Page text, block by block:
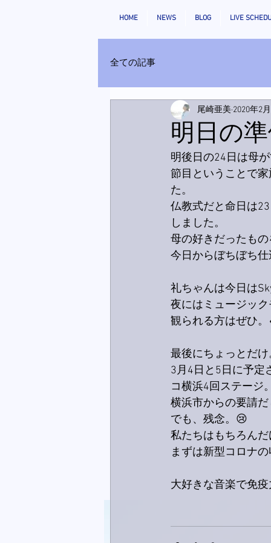
HOME NEWS BLOG LIVE
全ての記事
明日の
尾崎亜美 2020年2
明後日の24日は母
節目ということで
た。
仏教式だと命日は
しました。
母の好きだったも
今日からぼちぼち
礼ちゃんは今日は
夜にはミュージッ
観られる方はぜひ。
最後にちょっとだけ
3月4日と5日に予定
コ横浜4回ステージ
横浜市からの要請
でも、残念。😢
私たちはもちろん
まずは新型コロナ
大好きな音楽で免疫